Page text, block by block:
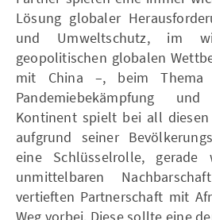
Lösung globaler
und Umweltschutz, im
geopolitischen globalen
mit China –, beim Thema
Pandemiebekämpfung
Kontinent spielt bei all
aufgrund seiner
eine Schlüsselrolle,
unmittelbaren
vertieften Partnerschaft mit
Weg vorbei. Diese sollte eine